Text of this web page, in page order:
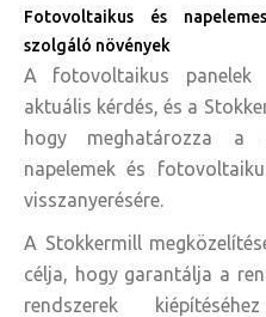
Fotovoltaikus és
szolgáló növények
A fotovoltaikus panelek
aktuális kérdés, és a
hogy meghatározza a
napelemek és
visszanyerésére.
A Stokkermill
célja, hogy garantálja a
rendszerek